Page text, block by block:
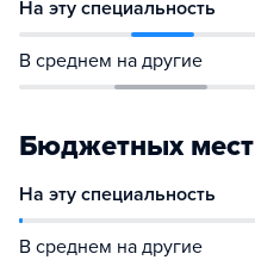
На эту специальность
В среднем на другие
Бюджетных мест
На эту специальность
В среднем на другие